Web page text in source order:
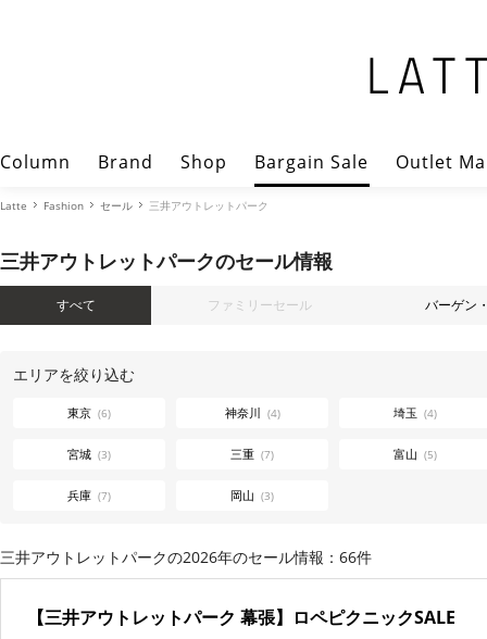
Column Brand Shop Bargain Sale Outlet
Latte Fashion セール 三井アウトレットパーク
三井アウトレットパークのセール情報
すべて ファミリーセール バーゲン
エリアを絞り込む
東京 (6) 神奈川 (4) 埼玉 (4)
宮城 (3) 三重 (7) 富山 (5)
兵庫 (7) 岡山 (3)
三井アウトレットパークの2026年のセール情報：66件
【三井アウトレットパーク 幕張】ロペピクニックSALE